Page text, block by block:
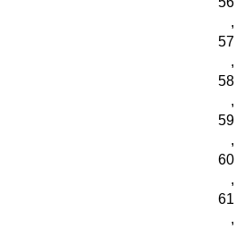
,
57
,
58
,
59
,
60
,
61
,